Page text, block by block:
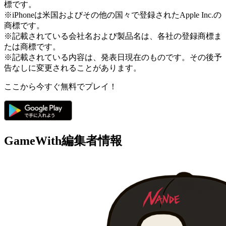
標です。
※iPhoneは米国およびその他の国々で登録されたApple Inc.の
商標です。
※記載されている会社名および製品名は、各社の登録商標ま
たは商標です。
※記載されている内容は、発表日現在のものです。その後予
告なしに変更されることがあります。
ここから今すぐ無料でプレイ！
GameWith編集者情報